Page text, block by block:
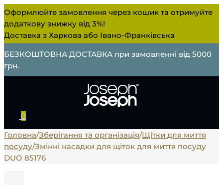
Оформлюйте замовлення через кошик та отримуйте
додаткову знижку від 3%!
Доставка з Харкова або Івано-Франківська
БЕЗКОШТОВНА ДОСТАВКА при замовленні від 5000
грн.
0
Головна/Зберігання та організація/Щітки для миття
посуду/Змінні насадки для щіток для миття посуду
DUO 85176